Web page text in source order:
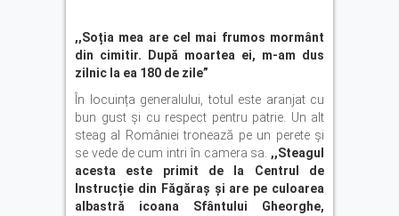
,,Soția mea are cel mai frumos mormânt
din cimitir. După moartea ei, m-am dus
zilnic la ea 180 de zile”
În locuința generalului, totul este aranjat cu
bun gust și cu respect pentru patrie. Un alt
steag al României tronează pe un perete și
se vede de cum intri în camera sa. ,,Steagul
acesta este primit de la Centrul de
Instrucție din Făgăraș și are pe culoarea
albastră icoana Sfântului Gheorghe,